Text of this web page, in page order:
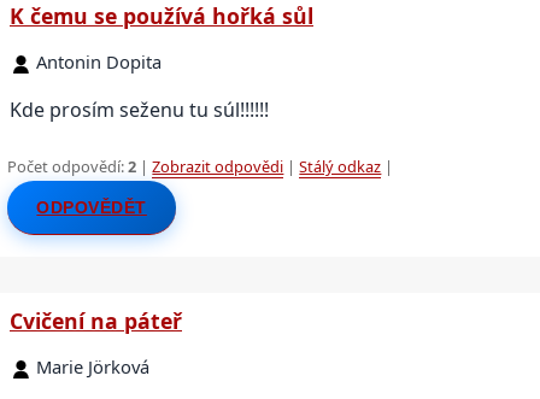
K čemu se používá hořká sůl
Antonin Dopita
Kde prosím seženu tu súl!!!!!!
Počet odpovědí:2 |Zobrazit odpovědi |Stálý odkaz |
ODPOVĚDĚT
Cvičení na páteř
Marie Jörková